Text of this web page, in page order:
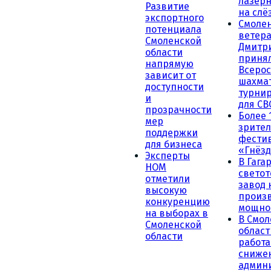
Развитие
экспортного
потенциала
Смоленской
области
напрямую
зависит от
доступности
и
прозрачности
мер
поддержки
для бизнеса
Эксперты
НОМ
отметили
высокую
конкуренцию
на выборах в
Смоленской
области
на
для
Более
В
завод
В